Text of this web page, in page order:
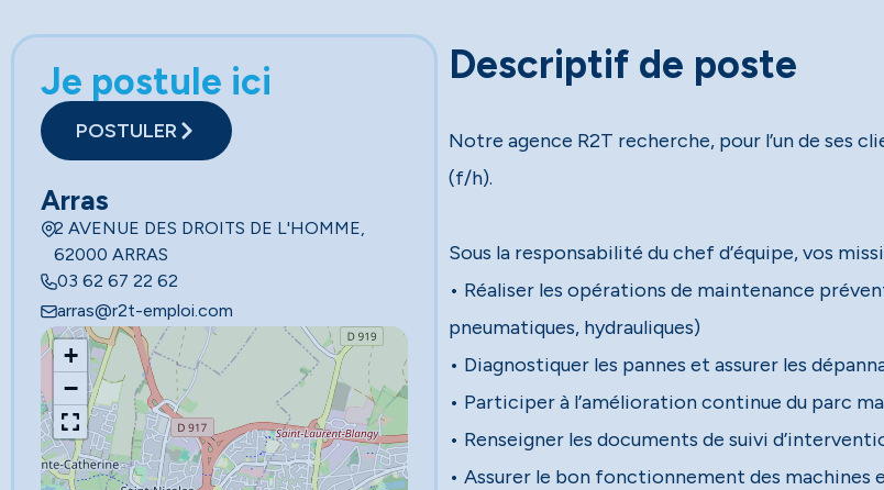
Je postule ici
POSTULER
Arras
2 AVENUE DES DROITS DE L'HOMME,
62000 ARRAS
03 62 67 22 62
arras@r2t-emploi.com
+
−
Descriptif de poste
Notre agence R2T recherche, pour l’un de ses
(f/h).
Sous la responsabilité du chef d’équipe, vos
• Réaliser les opérations de maintenance
pneumatiques, hydrauliques)
• Diagnostiquer les pannes et assurer les
• Participer à l’amélioration continue du parc
• Renseigner les documents de suivi
• Assurer le bon fonctionnement des